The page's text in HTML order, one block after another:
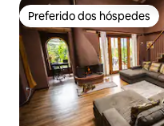
Preferido dos hóspedes
Preferido dos hóspedes